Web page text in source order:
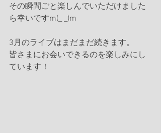
その瞬間ごと楽しんでいただけました
ら幸いですm(_ _)m
3月のライブはまだまだ続きます。
皆さまにお会いできるのを楽しみにし
ています！